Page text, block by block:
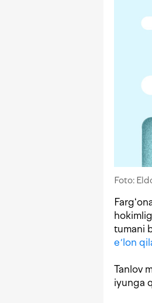
Foto:
tumani
eʼlon
Tanlov
iyunga